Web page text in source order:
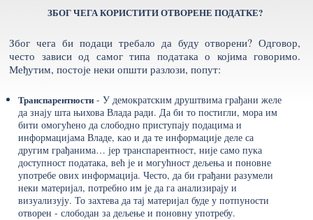
ЗБОГ ЧЕГА КОРИСТИТИ ОТВОРЕНЕ ПОДАТКЕ?
Због чега би подаци требало да буду отворени? Одговор,
често зависи од самог типа података о којима говоримо.
Међутим, постоје неки општи разлози, попут:
Транспарентности - У демократским друштвима грађани желе
да знају шта њихова Влада ради. Да би то постигли, мора им
бити омогућено да слободно приступају подацима и
информацијама Владе, као и да те информације деле са
другим грађанима… јер транспарентност, није само пука
доступност података, већ је и могућност дељења и поновне
употребе ових информација. Често, да би грађани разумели
неки материјал, потребно им је да га анализирају и
визуализују. То захтева да тај материјал буде у потпуности
отворен - слободан за дељење и поновну употребу.